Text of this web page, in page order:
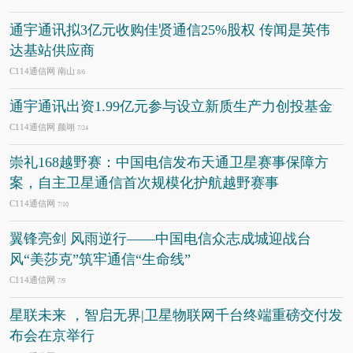
通宇通讯拟3亿元收购佳贤通信25%股权 传闻是英伟
达基站供应商
C114通信网 南山 8/6
通宇通讯出资1.99亿元参与设立新质生产力创投基金
C114通信网 颜翊 7/24
崇礼168越野赛：中国电信发布天通卫星赛事保障方
案，自主卫星通信首次规模化护航越野赛事
C114通信网 7/10
翼锋亮剑 风雨逆行——中国电信众志成城迎战台
风“美莎克”筑牢通信“生命线”
C114通信网 7/9
星联未来 ，智启无界|卫星物联网千台终端重磅交付发
布会在京举行